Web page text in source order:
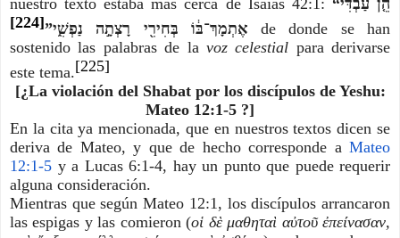
אֶתְמָךְ־בּ֔וֹ בְּחִירִ֖י רָצְתָ֣ה נַפְשִׁ֑י”[224]
de donde se han
sostenido las palabras de la voz celestial para derivarse
este tema.[225]
[¿La violación del Shabat por los discípulos de Yeshu:
Mateo 12:1-5 ?]
En la cita ya mencionada, que en nuestros textos dicen se
deriva de Mateo, y que de hecho corresponde a Mateo
12:1-5 y a Lucas 6:1-4, hay un punto que puede requerir
alguna consideración.
Mientras que según Mateo 12:1, los discípulos arrancaron
las espigas y las comieron (οἱ δὲ μαθηταὶ αὐτοῦ ἐπείνασαν,